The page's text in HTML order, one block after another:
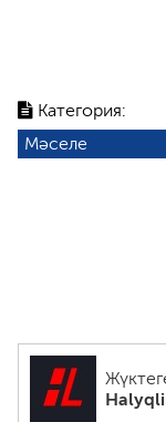
Категория:
Мәселе